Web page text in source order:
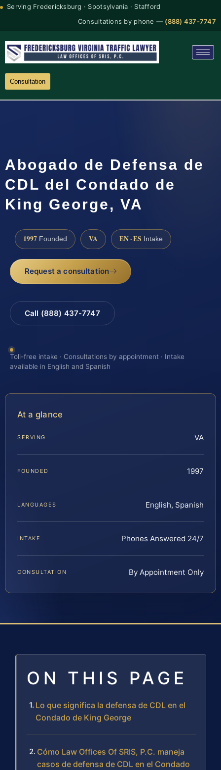
Serving Fredericksburg · Spotsylvania · Stafford
Consultations by phone — (888) 437-7747
Consultation
Abogado de Defensa de
CDL del Condado de
King George, VA
1997 Founded VA EN · ES Intake
Request a consultation
Call (888) 437-7747
Toll-free intake · Consultations by appointment · Intake
available in English and Spanish
At a glance
SERVING VA
FOUNDED 1997
LANGUAGES English, Spanish
INTAKE Phones Answered 24/7
CONSULTATION By Appointment Only
ON THIS PAGE
Lo que significa la defensa de CDL en el
Condado de King George
Cómo Law Offices Of SRIS, P.C. maneja
casos de defensa de CDL en el Condado